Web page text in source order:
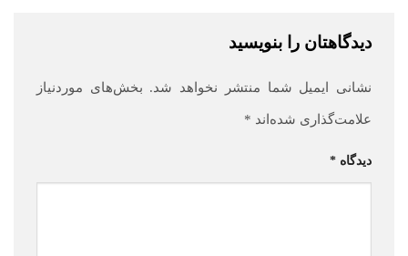
دیدگاهتان را بنویسید
نشانی ایمیل شما منتشر نخواهد شد. بخش‌های موردنیاز
علامت‌گذاری شده‌اند *
دیدگاه *